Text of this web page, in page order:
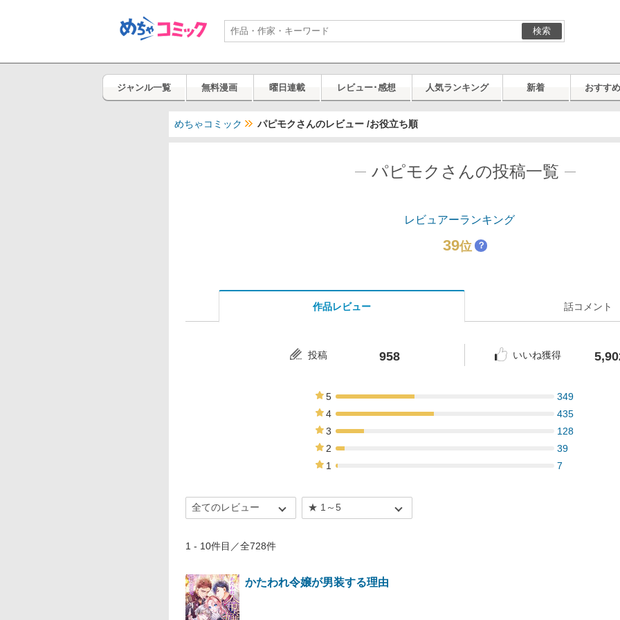
検索
ジャンル一覧 無料漫画 曜日連載 レビュー･感想 人気ランキング 新着 おすす
めちゃコミック パピモクさんのレビュー /お役立ち順
パピモクさんの投稿一覧
レビュアーランキング
39位 ？
作品レビュー 話コメント
投稿 958 いいね獲得
5
349
4
435
3
128
2
39
1
7
1 - 10件目／全728件
かたわれ令嬢が男装する理由